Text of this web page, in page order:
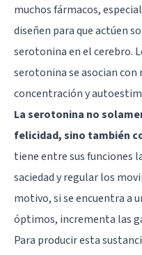
muchos fármacos,
diseñen para que actúen
serotonina en el cerebro.
serotonina se asocian
concentración y
La serotonina no
felicidad, sino también
tiene entre sus funciones
saciedad y regular los
motivo, si se encuentra a
óptimos, incrementa las
Para producir esta